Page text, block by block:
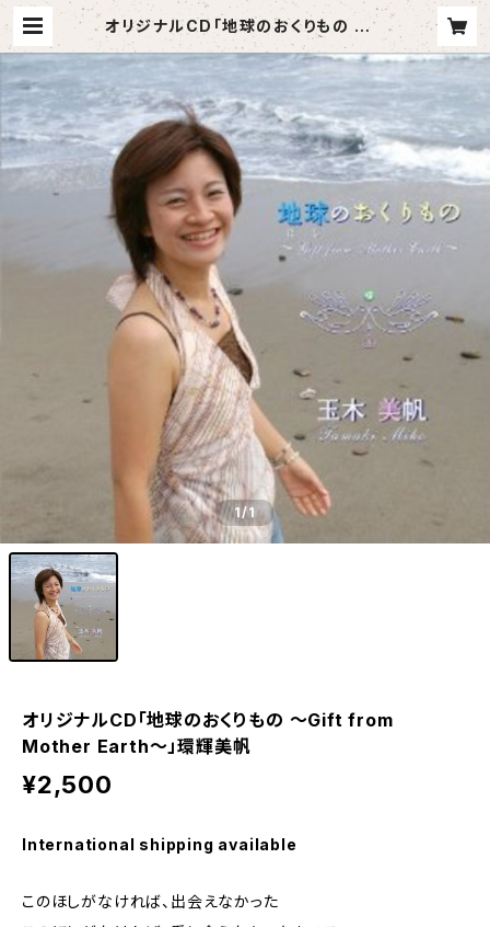
オリジナルCD「地球のおくりもの ～G
ift from Mother Earth～」環輝美
帆 | 環輝美帆 SHOP
1/1
オリジナルCD「地球のおくりもの ～Gift from
Mother Earth～」環輝美帆
¥2,500
International shipping available
このほしがなければ、出会えなかった